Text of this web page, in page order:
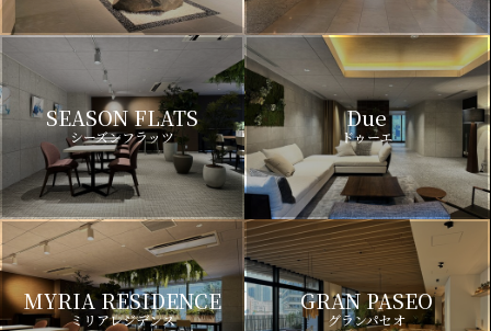
SEASON FLATS
シーズンフラッツ
Due
ドゥーエ
MYRIA RESIDENCE
ミリアレジデンス
GRAN PASEO
グランパセオ